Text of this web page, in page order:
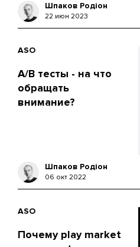
Шпаков Родіон
22 июн 2023
ASO
A/B тесты - на что
обращать
внимание?
Шпаков Родіон
06 окт 2022
ASO
Почему play market